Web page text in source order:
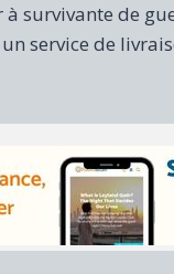
survivante de
service de